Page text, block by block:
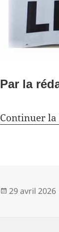
Par la
Continuer
Publié
29 avril 2026